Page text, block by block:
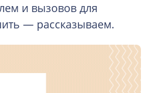
и вызовов для
— рассказываем.